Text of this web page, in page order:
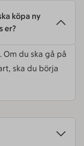
köpa ny
er?
Om du ska gå på
ska du börja